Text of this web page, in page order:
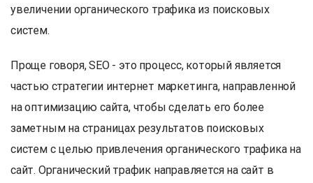
увеличении органического трафика из поисковых
систем.
Проще говоря, SEO - это процесс, который является
частью стратегии интернет маркетинга, направленной
на оптимизацию сайта, чтобы сделать его более
заметным на страницах результатов поисковых
систем с целью привлечения органического трафика на
сайт. Органический трафик направляется на сайт в